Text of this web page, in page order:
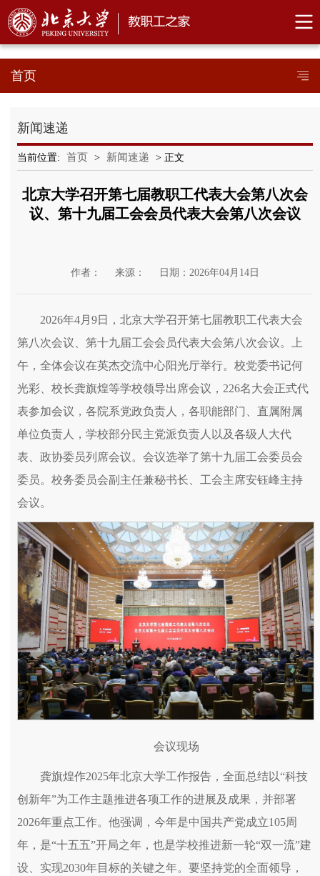
首页
新闻速递
当前位置: 首页 > 新闻速递 > 正文
北京大学召开第七届教职工代表大会第八次会
议、第十九届工会会员代表大会第八次会议
作者： 来源： 日期：2026年04月14日
2026年4月9日，北京大学召开第七届教职工代表大会
第八次会议、第十九届工会会员代表大会第八次会议。上
午，全体会议在英杰交流中心阳光厅举行。校党委书记何
光彩、校长龚旗煌等学校领导出席会议，226名大会正式代
表参加会议，各院系党政负责人，各职能部门、直属附属
单位负责人，学校部分民主党派负责人以及各级人大代
表、政协委员列席会议。会议选举了第十九届工会委员会
委员。校务委员会副主任兼秘书长、工会主席安钰峰主持
会议。
会议现场
龚旗煌作2025年北京大学工作报告，全面总结以“科技
创新年”为工作主题推进各项工作的进展及成果，并部署
2026年重点工作。他强调，今年是中国共产党成立105周
年，是“十五五”开局之年，也是学校推进新一轮“双一流”建
设、实现2030年目标的关键之年。要坚持党的全面领导，